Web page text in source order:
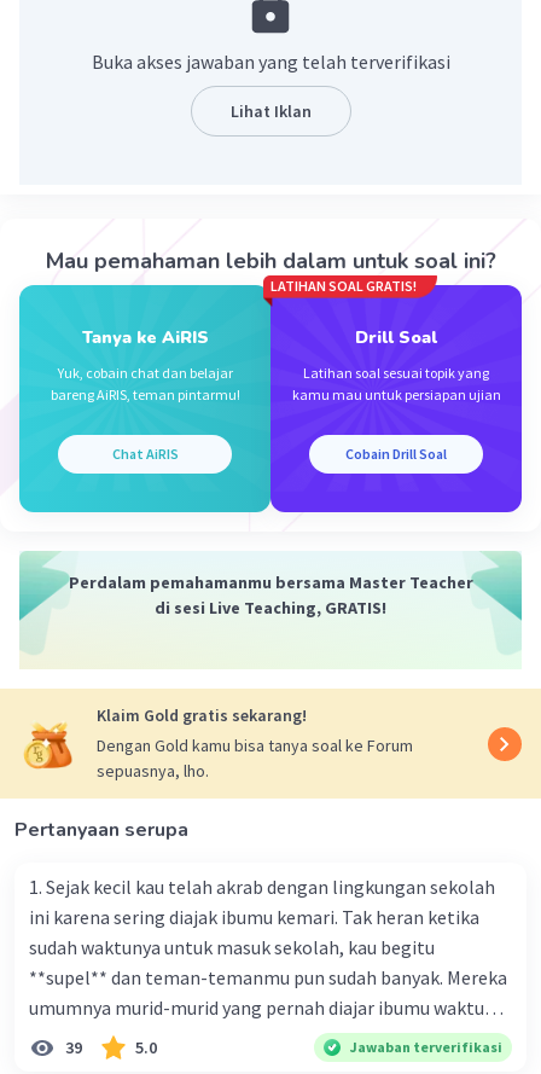
Buka akses jawaban yang telah terverifikasi
Lihat Iklan
Mau pemahaman lebih dalam untuk soal ini?
Tanya ke AiRIS
Yuk, cobain chat dan belajar
bareng AiRIS, teman pintarmu!
Chat AiRIS
LATIHAN SOAL GRATIS!
Drill Soal
Latihan soal sesuai topik yang
kamu mau untuk persiapan ujian
Cobain Drill Soal
Perdalam pemahamanmu bersama Master Teacher
di sesi Live Teaching, GRATIS!
Klaim Gold gratis sekarang!
Dengan Gold kamu bisa tanya soal ke Forum
sepuasnya, lho.
Pertanyaan serupa
1. Sejak kecil kau telah akrab dengan lingkungan sekolah
ini karena sering diajak ibumu kemari. Tak heran ketika
sudah waktunya untuk masuk sekolah, kau begitu
**supel** dan teman-temanmu pun sudah banyak. Mereka
umumnya murid-murid yang pernah diajar ibumu waktu
kelas satu. Sedangkan aku? Aku waktu itu baru saja pindah
ke kota kecil ini. Makna kata bercetak tebal dalam kutipan
39 5.0 Jawaban terverifikasi